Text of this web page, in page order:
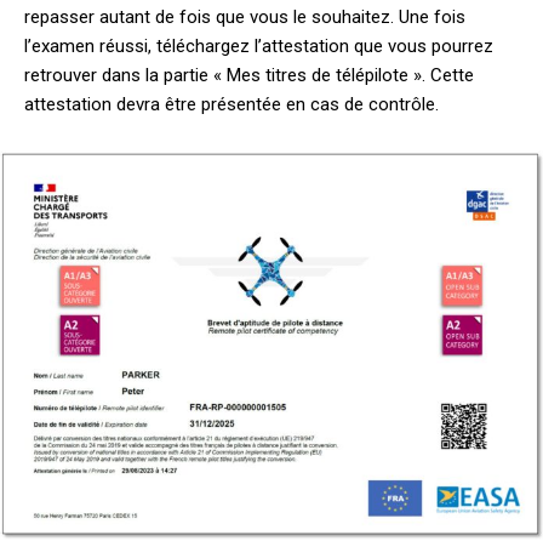
repasser autant de fois que vous le souhaitez. Une fois
l’examen réussi, téléchargez l’attestation que vous pourrez
retrouver dans la partie « Mes titres de télépilote ». Cette
attestation devra être présentée en cas de contrôle.